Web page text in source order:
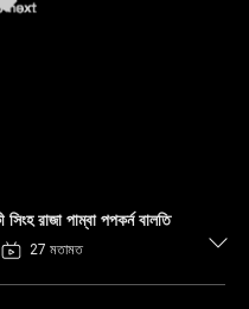
সিংহ রাজা পাম্বা পপকর্ন বালতি
27 মতামত